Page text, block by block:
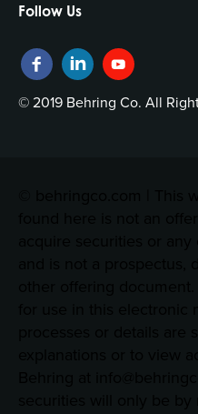
Follow Us
© 2019 Behring Co. All